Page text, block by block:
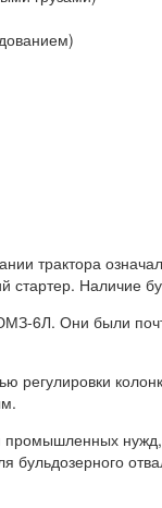
трактора
стартер.
6Л. Они были
регулировки
нужд,
бульдозерного